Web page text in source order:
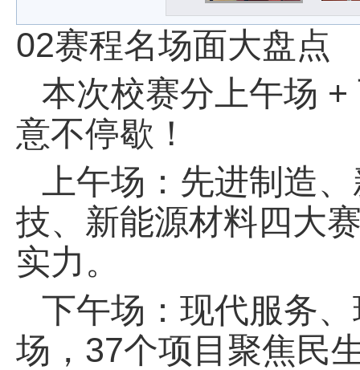
02赛程名场面大盘点
本次校赛分上午场
意不停歇！
上午场：先进制造
技、新能源材料四大
实力。
下午场：现代服务
场，37个项目聚焦民